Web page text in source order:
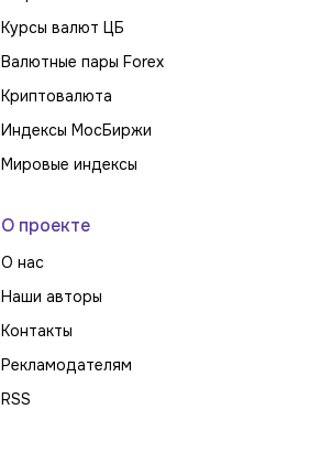
Курсы валют ЦБ
Валютные пары Forex
Криптовалюта
Индексы МосБиржи
Мировые индексы
О проекте
О нас
Наши авторы
Контакты
Рекламодателям
RSS